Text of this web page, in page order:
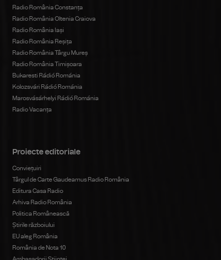
Radio România Constanța
Radio România Oltenia Craiova
Radio România Iași
Radio România Reșița
Radio România Târgu Mureș
Radio România Timișoara
Bukaresti Rádió Románia
Kolozsvári Rádió Románia
Marosvásárhelyi Rádió Románia
Radio Vacanța
Proiecte editoriale
Conviețuiri
Târgul de Carte Gaudeamus Radio România
Editura Casa Radio
Arhiva Radio România
Politica Românească
Știrile războiului
EU aleg România
România de Nota 10